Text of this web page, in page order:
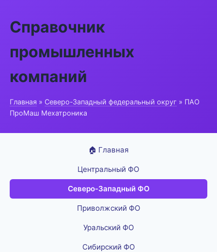
Справочник
промышленных
компаний
Главная » Северо-Западный федеральный округ » ПАО
ПроМаш Мехатроника
🏠 Главная
Центральный ФО
Северо-Западный ФО
Приволжский ФО
Уральский ФО
Сибирский ФО